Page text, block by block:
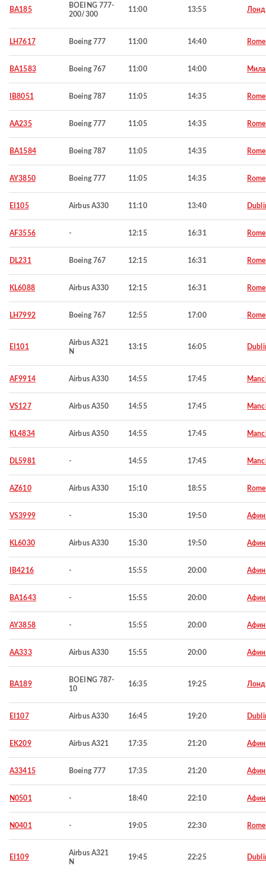
BA185
BOEING 777-
200/300
11:00 13:55
LH7617 Boeing 777 11:00 14:40 Rome
BA1583 Boeing 767 11:00 14:00
IB8051 Boeing 787 11:05 14:35 Rome
AA235 Boeing 777 11:05 14:35 Rome
BA1584 Boeing 787 11:05 14:35 Rome
AY3850 Boeing 777 11:05 14:35 Rome
EI105 Airbus A330 11:10 13:40
AF3556 - 12:15 16:31 Rome
DL231 Boeing 767 12:15 16:31 Rome
KL6088 Airbus A330 12:15 16:31 Rome
LH7992 Boeing 767 12:55 17:00 Rome
EI101
Airbus A321
N
13:15 16:05
AF9914 Airbus A330 14:55 17:45
VS127 Airbus A350 14:55 17:45
KL4834 Airbus A350 14:55 17:45
DL5981 - 14:55 17:45
AZ610 Airbus A330 15:10 18:55 Rome
VS3999 - 15:30 19:50
KL6030 Airbus A330 15:30 19:50
IB4216 - 15:55 20:00
BA1643 - 15:55 20:00
AY3858 - 15:55 20:00
AA333 Airbus A330 15:55 20:00
BA189
BOEING 787-
10
16:35 19:25
EI107 Airbus A330 16:45 19:20
EK209 Airbus A321 17:35 21:20
A33415 Boeing 777 17:35 21:20
N0501 - 18:40 22:10
N0401 - 19:05 22:30 Rome
EI109
Airbus A321
N
19:45 22:25